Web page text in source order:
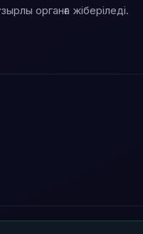
органға жіберіледі.